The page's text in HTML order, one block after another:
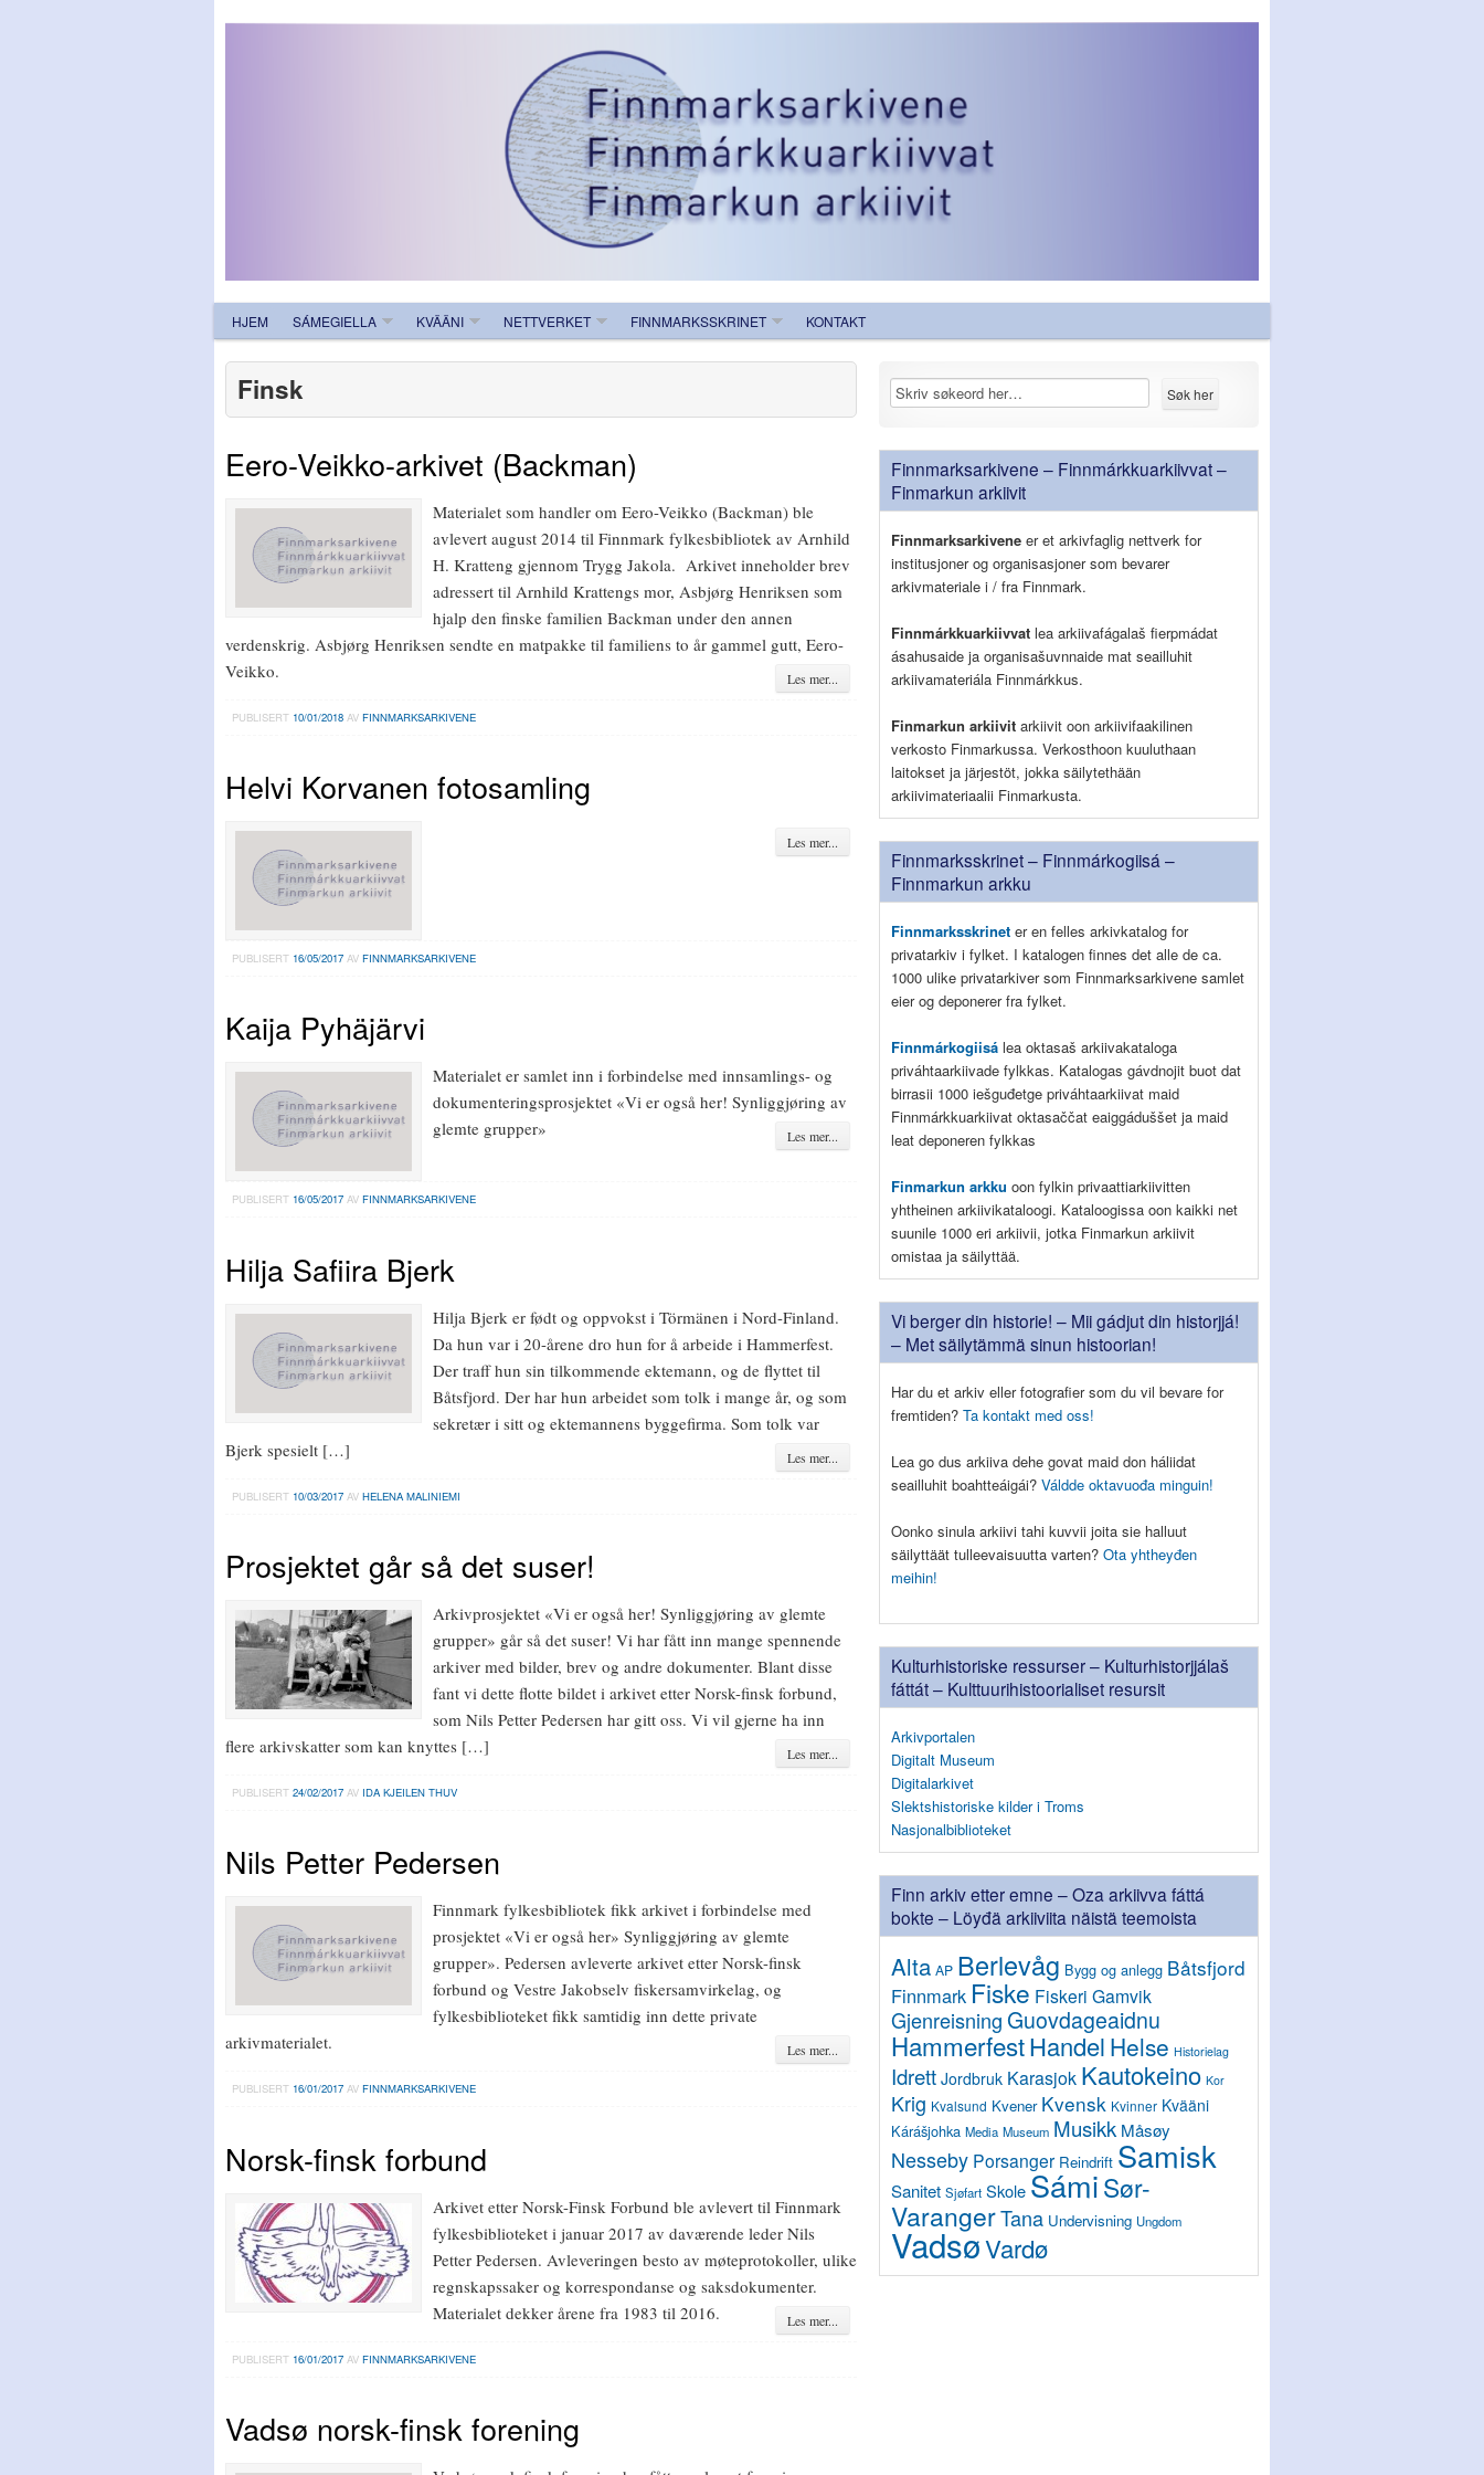
HJEM SÁMEGIELLA KVÄÄNI NETTVERKET FINNMARKSSKRINET KONTAKT
Finsk
Eero-Veikko-arkivet (Backman)
Materialet som handler om Eero-Veikko (Backman) ble
avlevert august 2014 til Finnmark fylkesbibliotek av Arnhild
H. Kratteng gjennom Trygg Jakola. Arkivet inneholder brev
adressert til Arnhild Krattengs mor, Asbjørg Henriksen som
hjalp den finske familien Backman under den annen
verdenskrig. Asbjørg Henriksen sendte en matpakke til familiens to år gammel gutt, Eero-
Veikko.
Les mer...
PUBLISERT 10/01/2018AV FINNMARKSARKIVENE
Helvi Korvanen fotosamling
Les mer...
PUBLISERT 16/05/2017AV FINNMARKSARKIVENE
Kaija Pyhäjärvi
Materialet er samlet inn i forbindelse med innsamlings- og
dokumenteringsprosjektet «Vi er også her! Synliggjøring av
glemte grupper»
Les mer...
PUBLISERT 16/05/2017AV FINNMARKSARKIVENE
Hilja Safiira Bjerk
Hilja Bjerk er født og oppvokst i Törmänen i Nord-Finland.
Da hun var i 20-årene dro hun for å arbeide i Hammerfest.
Der traff hun sin tilkommende ektemann, og de flyttet til
Båtsfjord. Der har hun arbeidet som tolk i mange år, og som
sekretær i sitt og ektemannens byggefirma. Som tolk var
Bjerk spesielt […]
Les mer...
PUBLISERT 10/03/2017AV HELENA MALINIEMI
Prosjektet går så det suser!
Arkivprosjektet «Vi er også her! Synliggjøring av glemte
grupper» går så det suser! Vi har fått inn mange spennende
arkiver med bilder, brev og andre dokumenter. Blant disse
fant vi dette flotte bildet i arkivet etter Norsk-finsk forbund,
som Nils Petter Pedersen har gitt oss. Vi vil gjerne ha inn
flere arkivskatter som kan knyttes […]
Les mer...
PUBLISERT 24/02/2017AV IDA KJEILEN THUV
Nils Petter Pedersen
Finnmark fylkesbibliotek fikk arkivet i forbindelse med
prosjektet «Vi er også her» Synliggjøring av glemte
grupper». Pedersen avleverte arkivet etter Norsk-finsk
forbund og Vestre Jakobselv fiskersamvirkelag, og
fylkesbiblioteket fikk samtidig inn dette private
arkivmaterialet.
Les mer...
PUBLISERT 16/01/2017AV FINNMARKSARKIVENE
Norsk-finsk forbund
Arkivet etter Norsk-Finsk Forbund ble avlevert til Finnmark
fylkesbiblioteket i januar 2017 av daværende leder Nils
Petter Pedersen. Avleveringen besto av møteprotokoller, ulike
regnskapssaker og korrespondanse og saksdokumenter.
Materialet dekker årene fra 1983 til 2016.
Les mer...
PUBLISERT 16/01/2017AV FINNMARKSARKIVENE
Vadsø norsk-finsk forening
Finnmarksarkivene – Finnmárkkuarkiivvat –
Finmarkun arkiivit
Finnmarksarkivene er et arkivfaglig nettverk for
institusjoner og organisasjoner som bevarer
arkivmateriale i / fra Finnmark.
Finnmárkkuarkiivvat lea arkiivafágalaš fierpmádat
ásahusaide ja organisašuvnnaide mat seailluhit
arkiivamateriála Finnmárkkus.
Finmarkun arkiivit arkiivit oon arkiivifaakilinen
verkosto Finmarkussa. Verkosthoon kuuluthaan
laitokset ja järjestöt, jokka säilytethään
arkiivimateriaalii Finmarkusta.
Finnmarksskrinet – Finnmárkogiisá –
Finnmarkun arkku
Finnmarksskrinet er en felles arkivkatalog for
privatarkiv i fylket. I katalogen finnes det alle de ca.
1000 ulike privatarkiver som Finnmarksarkivene samlet
eier og deponerer fra fylket.
Finnmárkogiisá lea oktasaš arkiivakataloga
priváhtaarkiivade fylkkas. Katalogas gávdnojit buot dat
birrasii 1000 iešguđetge priváhtaarkiivat maid
Finnmárkkuarkiivat oktasaččat eaiggáduššet ja maid
leat deponeren fylkkas
Finmarkun arkku oon fylkin privaattiarkiivitten
yhtheinen arkiivikataloogi. Kataloogissa oon kaikki net
suunile 1000 eri arkiivii, jotka Finmarkun arkiivit
omistaa ja säilyttää.
Vi berger din historie! – Mii gádjut din historjjá!
– Met säilytämmä sinun histoorian!
Har du et arkiv eller fotografier som du vil bevare for
fremtiden? Ta kontakt med oss!
Lea go dus arkiiva dehe govat maid don háliidat
seailluhit boahtteáigái? Váldde oktavuođa minguin!
Oonko sinula arkiivi tahi kuvvii joita sie halluut
säilyttäät tulleevaisuutta varten? Ota yhtheyđen
meihin!
Kulturhistoriske ressurser – Kulturhistorjjálaš
fáttát – Kulttuurihistoorialiset resursit
Arkivportalen
Digitalt Museum
Digitalarkivet
Slektshistoriske kilder i Troms
Nasjonalbiblioteket
Finn arkiv etter emne – Oza arkiivva fáttá
bokte – Löyđä arkiiviita näistä teemoista
Alta AP Berlevåg Bygg og anlegg Båtsfjord
Finnmark Fiske Fiskeri Gamvik
GjenreisningGuovdageaidnu
HammerfestHandel Helse Historielag
Idrett Jordbruk Karasjok Kautokeino Kor
Krig Kvalsund Kvener Kvensk Kvinner Kvääni
Kárášjohka Media Museum Musikk Måsøy
Nesseby Porsanger Reindrift Samisk
Sanitet Sjøfart SkoleSámiSør-
VarangerTana Undervisning Ungdom
VadsøVardø